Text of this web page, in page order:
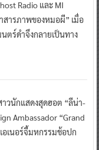
Radio และ MI
สารภาพของหมอผี” เมื่อ
ตร์ดำจึงกลายเป็นทาง
วนักแสดงสุดฮอต “ลีน่า-
Ambassador “Grand
อเนอร์จี้มหกรรมช้อปก